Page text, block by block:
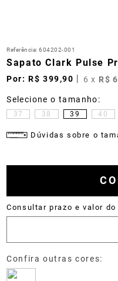
Referência:604202-001
Sapato Clark Pulse
R$ 399,90 6 x R$
37 38 39 40
Dúvidas sobre o